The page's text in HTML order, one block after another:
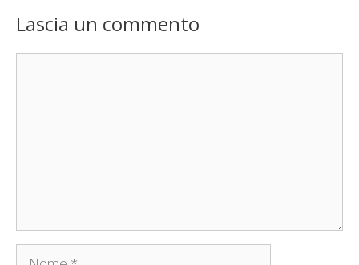
Lascia un commento
Nome